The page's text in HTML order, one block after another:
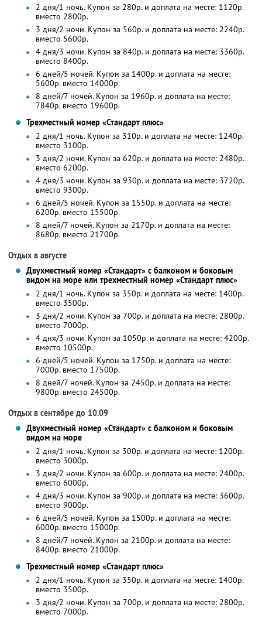
2 дня/1 ночь. Купон за 280р. и доплата на месте: 1120р.
вместо 2800р.
3 дня/2 ночи. Купон за 560р. и доплата на месте: 2240р.
вместо 5600р.
4 дня/3 ночи. Купон за 840р. и доплата на месте: 3360р.
вместо 8400р.
6 дней/5 ночей. Купон за 1400р. и доплата на месте:
5600р. вместо 14000р.
8 дней/7 ночей. Купон за 1960р. и доплата на месте:
7840р. вместо 19600р.
Трехместный номер «Стандарт плюс»
2 дня/1 ночь. Купон за 310р. и доплата на месте: 1240р.
вместо 3100р.
3 дня/2 ночи. Купон за 620р. и доплата на месте: 2480р.
вместо 6200р.
4 дня/3 ночи. Купон за 930р. и доплата на месте: 3720р.
вместо 9300р.
6 дней/5 ночей. Купон за 1550р. и доплата на месте:
6200р. вместо 15500р.
8 дней/7 ночей. Купон за 2170р. и доплата на месте:
8680р. вместо 21700р.
Отдых в августе
Двухместный номер «Стандарт» с балконом и боковым
видом на море или трехместный номер «Стандарт плюс»
2 дня/1 ночь. Купон за 350р. и доплата на месте: 1400р.
вместо 3500р.
3 дня/2 ночи. Купон за 700р. и доплата на месте: 2800р.
вместо 7000р.
4 дня/3 ночи. Купон за 1050р. и доплата на месте: 4200р.
вместо 10500р.
6 дней/5 ночей. Купон за 1750р. и доплата на месте:
7000р. вместо 17500р.
8 дней/7 ночей. Купон за 2450р. и доплата на месте:
9800р. вместо 24500р.
Отдых в сентябре до 10.09
Двухместный номер «Стандарт» с балконом и боковым
видом на море
2 дня/1 ночь. Купон за 300р. и доплата на месте: 1200р.
вместо 3000р.
3 дня/2 ночи. Купон за 600р. и доплата на месте: 2400р.
вместо 6000р.
4 дня/3 ночи. Купон за 900р. и доплата на месте: 3600р.
вместо 9000р.
6 дней/5 ночей. Купон за 1500р. и доплата на месте:
6000р. вместо 15000р.
8 дней/7 ночей. Купон за 2100р. и доплата на месте:
8400р. вместо 21000р.
Трехместный номер «Стандарт плюс»
2 дня/1 ночь. Купон за 350р. и доплата на месте: 1400р.
вместо 3500р.
3 дня/2 ночи. Купон за 700р. и доплата на месте: 2800р.
вместо 7000р.